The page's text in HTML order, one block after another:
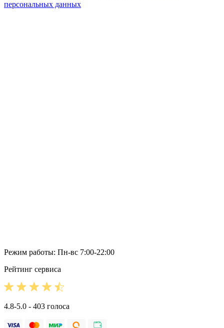
персональных данных
Режим работы: Пн-вс 7:00-22:00
Рейтинг сервиса
4.8-5.0 - 403 голоса